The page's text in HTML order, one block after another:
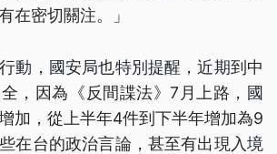
在密切關注。」
動，國安局也特別提醒，近期到中
，因為《反間諜法》7月上路，國
加，從上半年4件到下半年增加為9
在台的政治言論，甚至有出現入境